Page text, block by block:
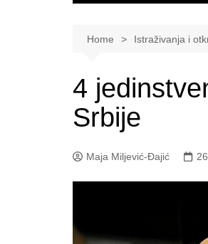
Home Istraživanja i
4
Srbije
Maja Miljević-Đajić